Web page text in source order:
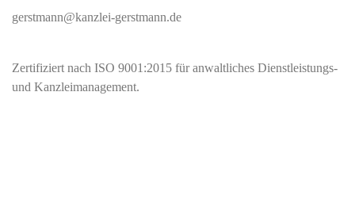
gerstmann@kanzlei-gerstmann.de
Zertifiziert nach ISO 9001:2015 für anwaltliches Dienstleistungs-
und Kanzleimanagement.